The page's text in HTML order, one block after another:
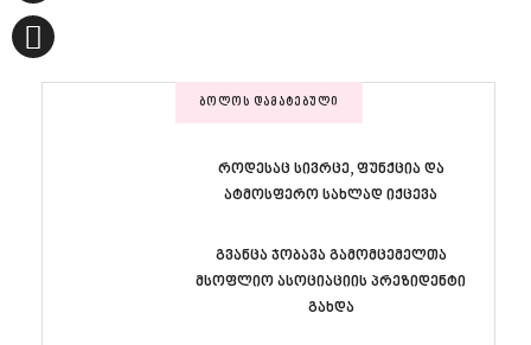
ᲑᲝᲚᲝᲡ ᲓᲐᲛᲐᲢᲔᲑᲣᲚᲘ
როდესაც სივრცე, ფუნქცია და
ატმოსფერო სახლად იქცევა
გვანცა ჯობავა გამომცემელთა
მსოფლიო ასოციაციის პრეზიდენტი
გახდა